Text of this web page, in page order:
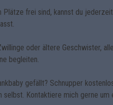
Plätze frei sind, kannst du
oder ältere Geschwister,
begleiten.
gefällt? Schnupper
selbst. Kontaktiere mich gerne um